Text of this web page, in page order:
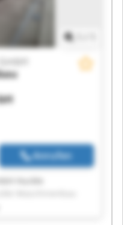
Anrufen
GmbH Huckle